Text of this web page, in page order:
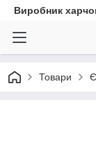
Виробник
Товари